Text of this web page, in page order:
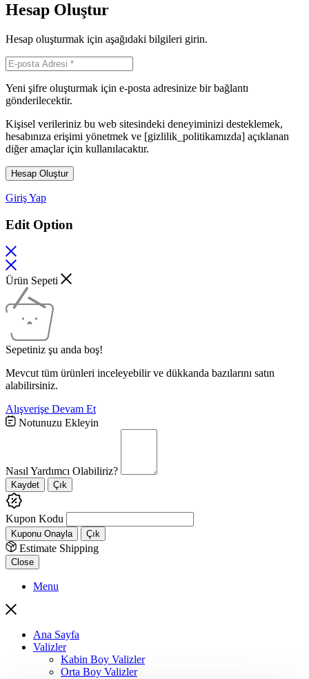
Hesap Oluştur
Hesap oluşturmak için aşağıdaki bilgileri girin.
Yeni şifre oluşturmak için e-posta adresinize bir bağlantı
gönderilecektir.
Kişisel verileriniz bu web sitesindeki deneyiminizi desteklemek,
hesabınıza erişimi yönetmek ve [gizlilik_politikamızda] açıklanan
diğer amaçlar için kullanılacaktır.
Hesap Oluştur
Giriş Yap
Edit Option
Ürün Sepeti
Sepetiniz şu anda boş!
Mevcut tüm ürünleri inceleyebilir ve dükkanda bazılarını satın
alabilirsiniz.
Alışverişe Devam Et
Notunuzu Ekleyin
Nasıl Yardımcı Olabiliriz?
Kaydet Çık
Kupon Kodu
Kuponu Onayla Çık
Estimate Shipping
Close
Menu
Ana Sayfa
Valizler
Kabin Boy Valizler
Orta Boy Valizler